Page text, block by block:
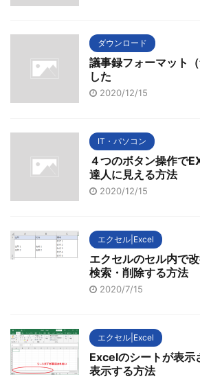
ダウンロード
議事録フォーマット
した
2020/12/15
IT・パソコン
４つのボタン操作で
達人に見える方法
2020/12/15
エクセル|Excel
エクセルのセル内で
検索・削除する方法
2020/7/15
エクセル|Excel
Excelのシートが表示
表示する方法